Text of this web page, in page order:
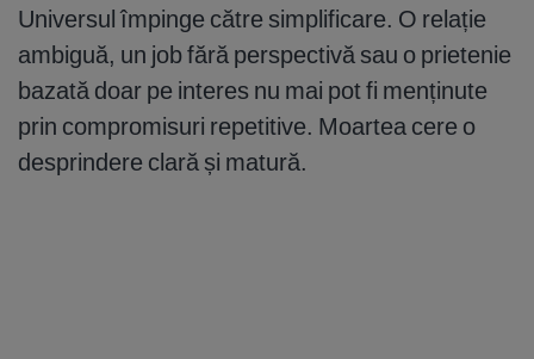
Universul împinge către simplificare. O relație
ambiguă, un job fără perspectivă sau o prietenie
bazată doar pe interes nu mai pot fi menținute
prin compromisuri repetitive. Moartea cere o
desprindere clară și matură.